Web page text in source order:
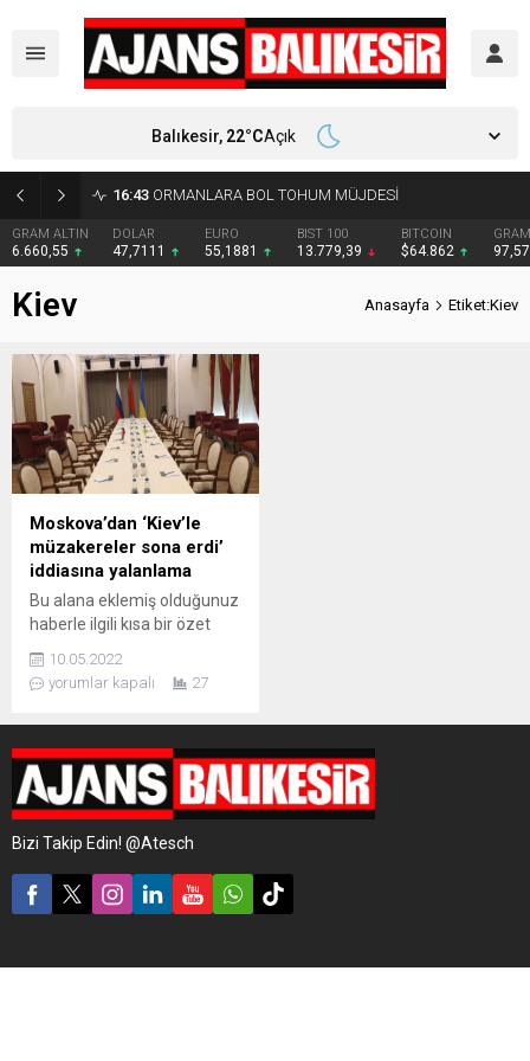
16:43 ORMANLARA BOL TOHUM MÜJDESİ
GRAM ALTIN
6.660,55
DOLAR
47,7111
EURO
55,1881
BIST 100
13.779,39
BITCOIN
$64.862
Balıkesir, 22°CAçık
Kiev Anasayfa Etiket:Kiev
Moskova’dan ‘Kiev’le
müzakereler sona erdi’
iddiasına yalanlama
Bu alana eklemiş olduğunuz
haberle ilgili kısa bir özet
metin yazı düzenleme
sayfasında "Özet"
altında kalın olarak bu
şekilde gösterilir,
eklenmemişse bu alan boş
kalır.
10.05.2022
yorumlar kapalı
27
Bizi Takip Edin! @Atesch